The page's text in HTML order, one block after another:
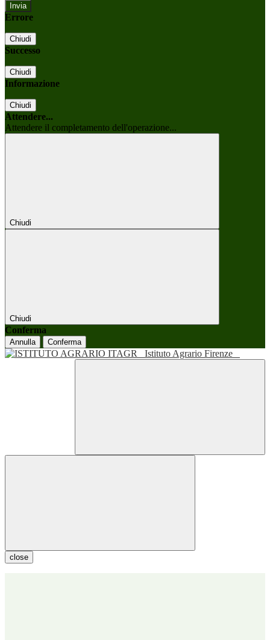
Errore
Chiudi
Successo
Chiudi
Informazione
Chiudi
Attendere...
Attendere il completamento dell'operazione...
Chiudi
Chiudi
Conferma
Annulla Conferma
Istituto Agrario Firenze
close